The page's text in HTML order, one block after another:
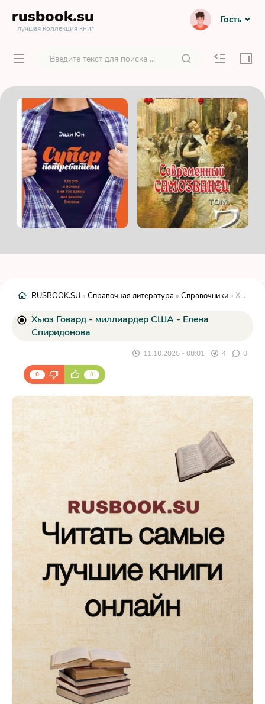
rusbook.su
лучшая коллекция книг
Гость
RUSBOOK.SU » Справочная литература » Справочники » Хьюз Говард - миллиардер США - Елена Спиридонова
Хьюз Говард - миллиардер США - Елена
Спиридонова
11.10.2025 - 08:01 4 0
0 0